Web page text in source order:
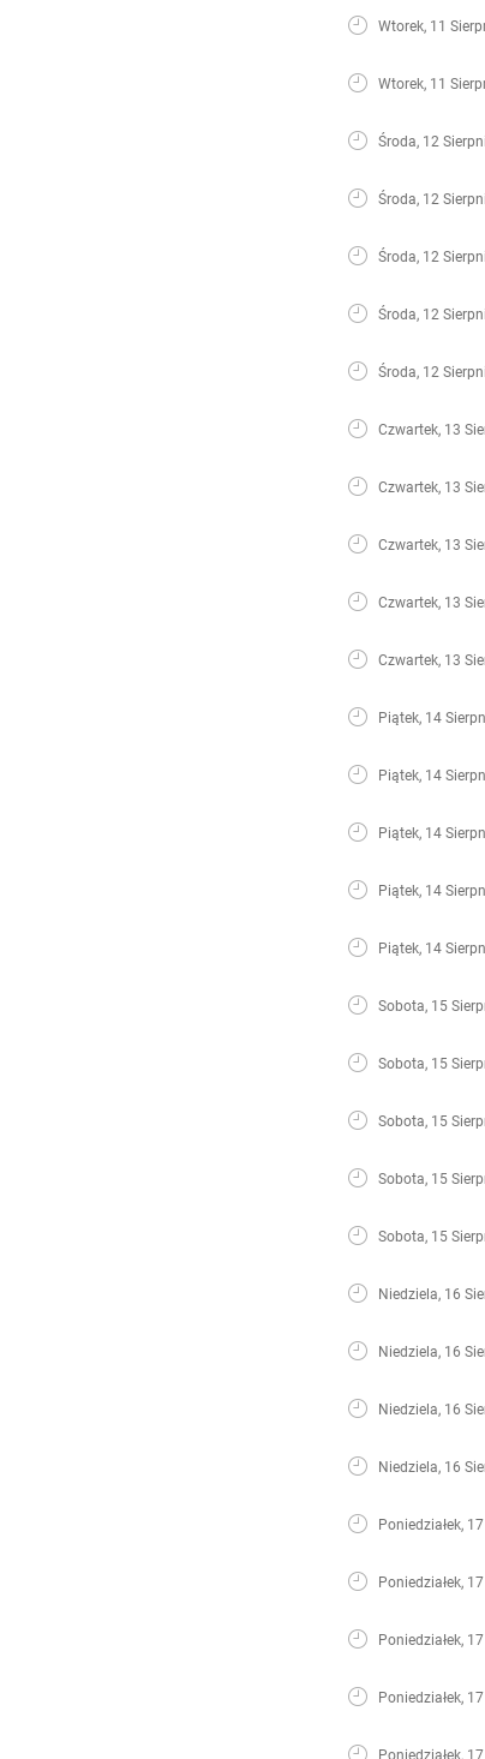
Wtorek, 11
Wtorek, 11
Środa, 12
Środa, 12
Środa, 12
Środa, 12
Środa, 12
Czwartek, 13
Czwartek, 13
Czwartek, 13
Czwartek, 13
Czwartek, 13
Piątek, 14
Piątek, 14
Piątek, 14
Piątek, 14
Piątek, 14
Sobota, 15
Sobota, 15
Sobota, 15
Sobota, 15
Sobota, 15
Niedziela, 16
Niedziela, 16
Niedziela, 16
Niedziela, 16
Poniedziałek,
Poniedziałek,
Poniedziałek,
Poniedziałek,
Poniedziałek,